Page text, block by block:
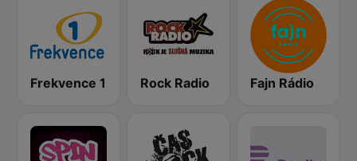
Frekvence 1 Rock Radio Fajn Rádio